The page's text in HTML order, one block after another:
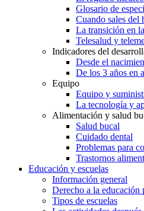
Glosario de
Cuando sales del
La transición en
Telesalud y
Indicadores del
Desde el
De los 3 años en
Equipo
Equipo y
La tecnología y
Alimentación y salud
Salud bucal
Cuidado dental
Problemas para
Trastornos
Educación y escuelas
Información general
Derecho a la educación
Tipos de escuelas